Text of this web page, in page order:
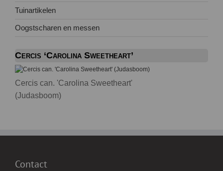
Tuinartikelen
Oogstscharen en messen
Cercis ‘Carolina Sweetheart’
Cercis can. 'Carolina Sweetheart'
(Judasboom)
Contact